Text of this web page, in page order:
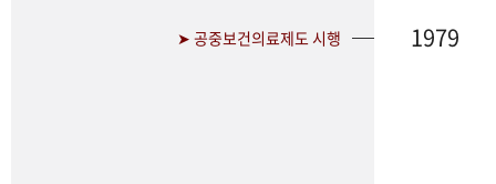
➤ 공중보건의료제도 시행 1979